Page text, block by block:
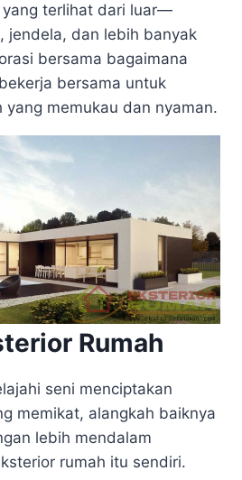
yang terlihat dari luar—
jendela, dan lebih banyak
bersama bagaimana
bersama untuk
yang memukau dan nyaman.
Rumah
seni menciptakan
memikat, alangkah baiknya
lebih mendalam
rumah itu sendiri.